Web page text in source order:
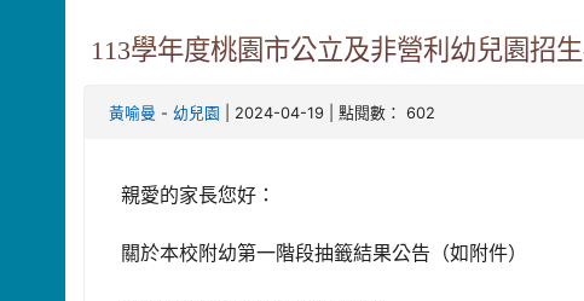
113學年度桃園市公立及非營利幼兒園招
黃喻曼 - 幼兒園 | 2024-04-19 | 點閱數： 602
親愛的家長您好：
關於本校附幼第一階段抽籤結果公告（如附件）